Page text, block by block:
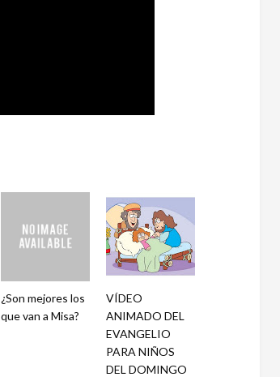
¿Son mejores los
que van a Misa?
VÍDEO
ANIMADO DEL
EVANGELIO
PARA NIÑOS
DEL DOMINGO